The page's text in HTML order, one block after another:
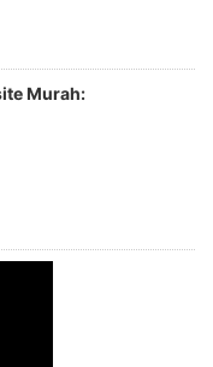
Murah: